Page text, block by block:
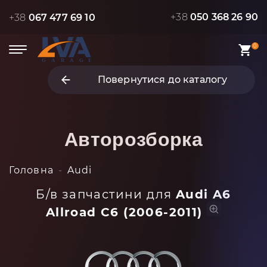
+38 067 477 69 10 +38 050 368 26 90
0
Повернутися до каталогу
Авторозборка
Головна Audi
Б/в запчастини для Audi A6
Allroad C6 (2006-2011)